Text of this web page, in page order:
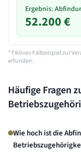
Ergebnis:
52.200 €
* Fiktives Fallbeispiel zur
erfunden.
Häufige Fragen
Wie hoch ist die